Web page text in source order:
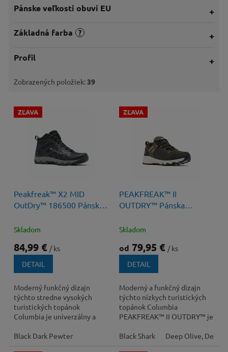
Pánske veľkosti obuvi EU
Základná farba ?
Profil
Zobrazených položiek:39
V ZĽAVA
Peakfreak™ X2 MID
OutDry™ 186500 Pánska
Skladom
84,99 € / ks
DETAIL
Moderný funkčný dizajn
týchto stredne vysokých
turistických topánok
Columbia je univerzálny a
ktorá vás na ceste...
Black Dark Pewter
ZĽAVA
PEAKFREAK™ II
OUTDRY™ Pánska
membránou
Skladom
od 79,95 € / ks
DETAIL
Moderný a funkčný dizajn
týchto nízkych turistických
topánok Columbia
PEAKFREAK™ II OUTDRY™ je
všetky výzvy, ktoré vás...
Black Shark Deep Olive, Desert